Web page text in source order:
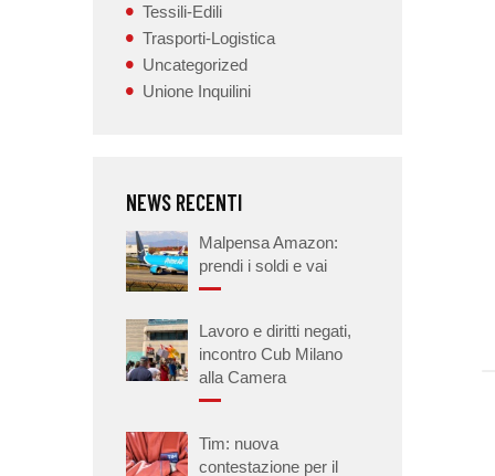
Tessili-Edili
Trasporti-Logistica
Uncategorized
Unione Inquilini
NEWS RECENTI
Malpensa Amazon:
prendi i soldi e vai
Lavoro e diritti negati,
incontro Cub Milano
alla Camera
Tim: nuova
contestazione per il